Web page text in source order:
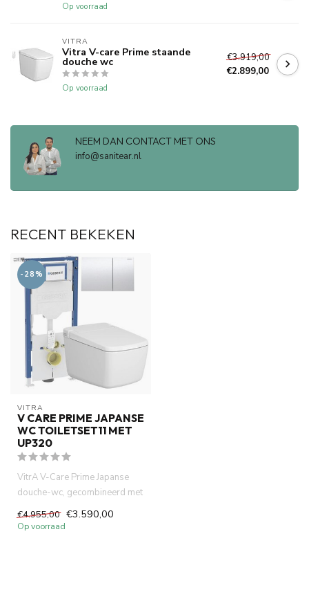
Op voorraad
VITRA
Vitra V-care Prime staande
douche wc
Op voorraad
€3.919,00
€2.899,00
NEEM DAN CONTACT MET ONS
info@sanitear.nl
RECENT BEKEKEN
-28%
VITRA
V CARE PRIME JAPANSE
WC TOILETSET11 MET
UP320
VitrA V-Care Prime Japanse
douche-wc, gecombineerd met
het Geberit UP320 inbouwr...
€4.955,00 €3.590,00
Op voorraad